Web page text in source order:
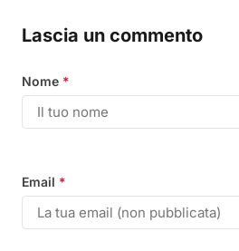
Lascia un commento
Nome *
Email *